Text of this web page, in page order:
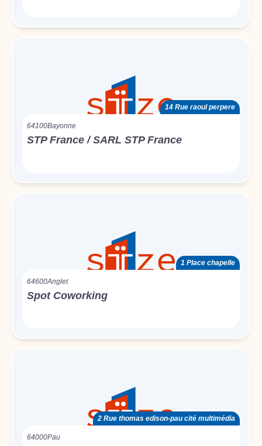
14 Rue raoul perpere
64100Bayonne
STP France / SARL STP France
1 Place chapelle
64600Anglet
Spot Coworking
2 Rue thomas edison-pau cité multimédia
64000Pau